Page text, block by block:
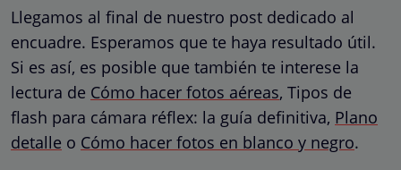
Llegamos al final de nuestro post dedicado al
encuadre. Esperamos que te haya resultado útil.
Si es así, es posible que también te interese la
lectura de Cómo hacer fotos aéreas, Tipos de
flash para cámara réflex: la guía definitiva, Plano
detalle o Cómo hacer fotos en blanco y negro.